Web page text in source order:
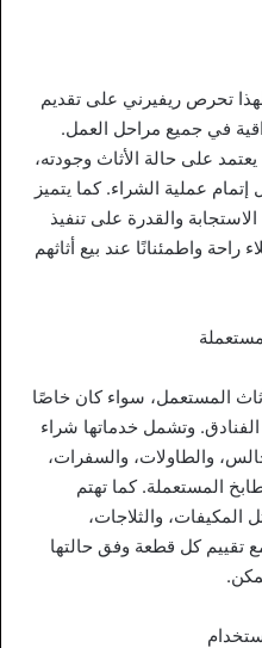
تحرص ريفيرني على تقديم
في جميع مراحل العمل.
على حالة الأثاث وجودته،
عملية الشراء. كما يتميز
والقدرة على تنفيذ
راحة واطمئنانًا عند بيع أثاثهم
المستعمل، سواء كان خاصًا
الفنادق. وتشمل خدماتها شراء
والطاولات، والسفرات،
المستعملة. كما تهتم
المكيفات، والثلاجات،
تقييم كل قطعة وفق حالتها